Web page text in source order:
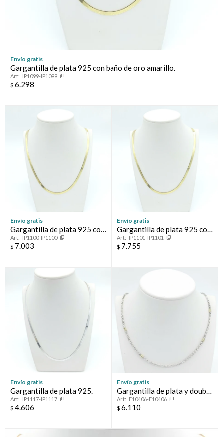
Envío gratis
Gargantilla de plata 925 con baño de oro amarillo.
IP1099-IP1099
$ 6.298
Envío gratis
Gargantilla de plata 925 con
baño de oro amarillo.
IP1100-IP1100
$ 7.003
Envío gratis
Gargantilla de plata 925 con
baño de oro amarillo.
IP1101-IP1101
$ 7.755
Envío gratis
Gargantilla de plata 925.
IP1117-IP1117
$ 4.606
Envío gratis
Gargantilla de plata y double
en oro 18 ktes, ESPIGA
F10406-F10406
$ 6.110